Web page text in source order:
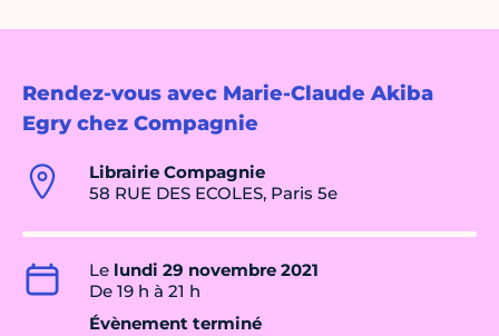
Rendez-vous avec Marie-Claude Akiba
Egry chez Compagnie
Librairie Compagnie
58 RUE DES ECOLES, Paris 5e
Le lundi 29 novembre 2021
De 19 h à 21 h
Évènement terminé